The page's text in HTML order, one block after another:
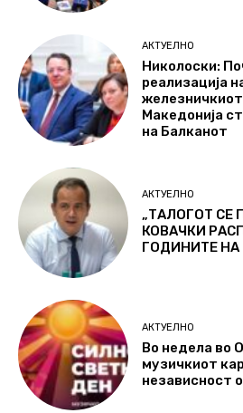
АКТУЕЛНО
Николоски:
реализација
Македонија
на Балканот
АКТУЕЛНО
„ТАЛОГОТ СЕ
КОВАЧКИ
ГОДИНИТЕ
АКТУЕЛНО
Во недела во
музичкиот
независност